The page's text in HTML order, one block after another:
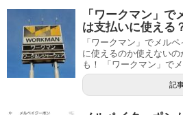
「ワークマン」で
は支払いに使える
「ワークマン」でメル
に使えるのか使えない
も！ 「ワークマン」で
記